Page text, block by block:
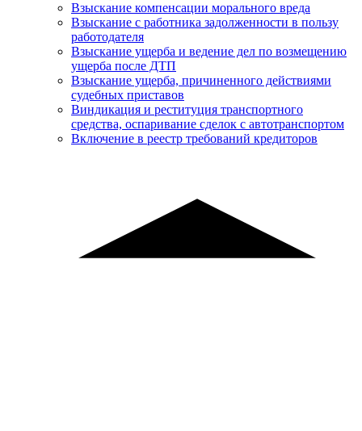
Взыскание компенсации морального вреда
Взыскание с работника задолженности в пользу
работодателя
Взыскание ущерба и ведение дел по возмещению
ущерба после ДТП
Взыскание ущерба, причиненного действиями
судебных приставов
Виндикация и реституция транспортного
средства, оспаривание сделок с автотранспортом
Включение в реестр требований кредиторов